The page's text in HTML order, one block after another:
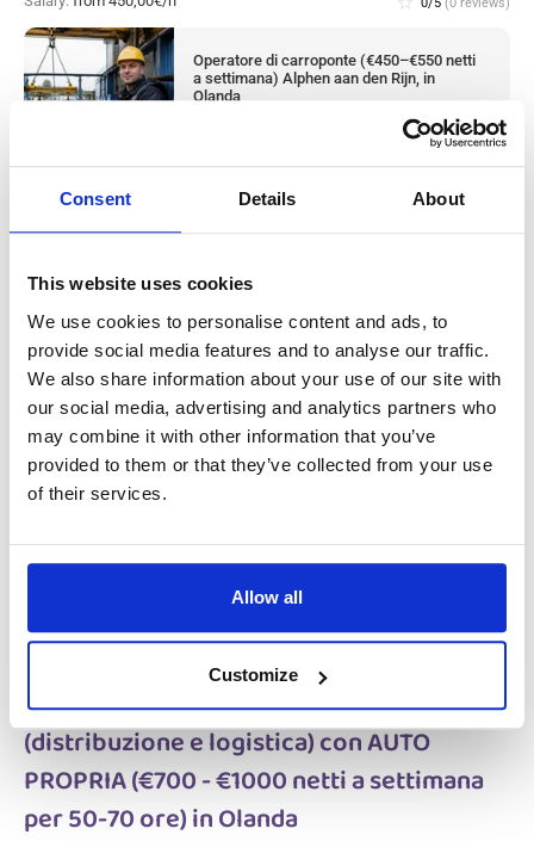
Consent Details About
This website uses cookies
We use cookies to personalise content and ads, to
provide social media features and to analyse our traffic.
We also share information about your use of our site with
our social media, advertising and analytics partners who
may combine it with other information that you’ve
provided to them or that they’ve collected from your use
of their services.
Allow all
Customize
Operatore di carroponte (€450–€550 netti
a settimana) Alphen aan den Rijn, in
Olanda
Alphen aan den Rijn, Netherlands
Operaio edile addetto al calcestruzzo
(€400–€470 netti a settimana) Alphen aan
den Rijn, in Olanda
Salary:from 15,70€/h star_border 0/5(0 reviews)
Operaio edile addetto al calcestruzzo
Autista di camion con patente CE
(distribuzione e logistica) con AUTO
PROPRIA (€700 - €1000 netti a settimana
per 50-70 ore) in Olanda